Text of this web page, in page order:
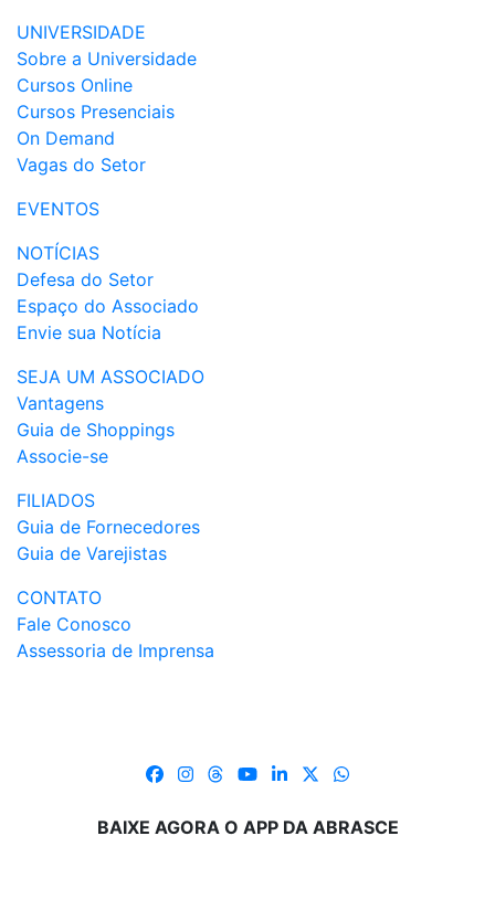
UNIVERSIDADE
Sobre a Universidade
Cursos Online
Cursos Presenciais
On Demand
Vagas do Setor
EVENTOS
NOTÍCIAS
Defesa do Setor
Espaço do Associado
Envie sua Notícia
SEJA UM ASSOCIADO
Vantagens
Guia de Shoppings
Associe-se
FILIADOS
Guia de Fornecedores
Guia de Varejistas
CONTATO
Fale Conosco
Assessoria de Imprensa
BAIXE AGORA O APP DA ABRASCE